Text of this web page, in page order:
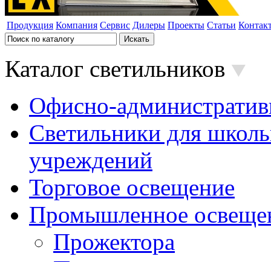
Продукция Компания Сервис Дилеры Проекты Статьи
Каталог светильников
Офисно-
Светильники для
учреждений
Торговое освещение
Промышленное
Прожектора